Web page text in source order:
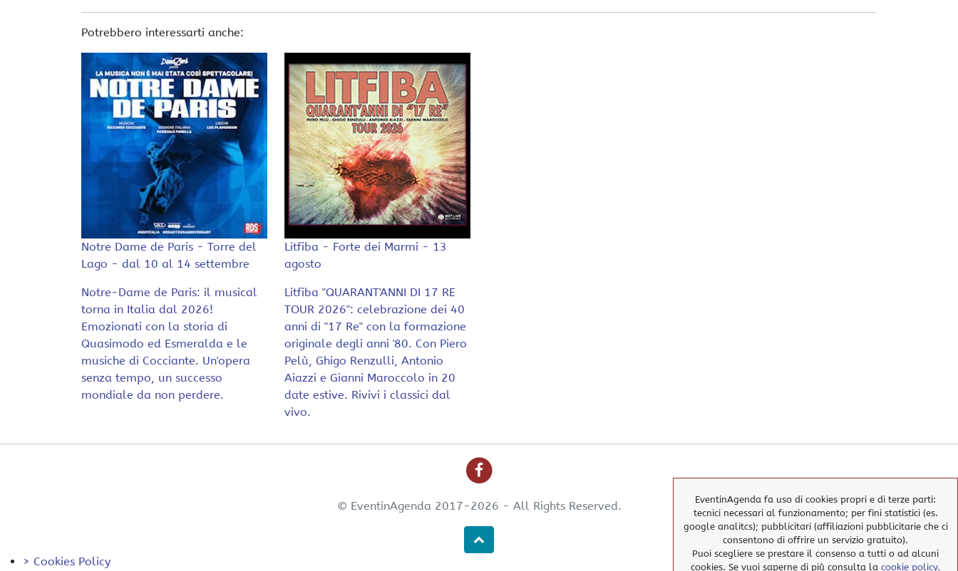
Potrebbero interessarti anche:
Notre Dame de Paris - Torre del
Lago - dal 10 al 14 settembre
Notre-Dame de Paris: il musical
torna in Italia dal 2026!
Emozionati con la storia di
Quasimodo ed Esmeralda e le
musiche di Cocciante. Un'opera
senza tempo, un successo
mondiale da non perdere.
Litfiba - Forte dei Marmi - 13
agosto
Litfiba "QUARANT'ANNI DI 17 RE
TOUR 2026": celebrazione dei 40
anni di "17 Re" con la formazione
originale degli anni '80. Con Piero
Pelù, Ghigo Renzulli, Antonio
Aiazzi e Gianni Maroccolo in 20
date estive. Rivivi i classici dal
vivo.
© EventinAgenda 2017-2026 - All Rights Reserved.
EventinAgenda fa uso di cookies propri e di terze parti:
tecnici necessari al funzionamento; per fini statistici (es.
google analitcs); pubblicitari (affiliazioni pubblicitarie che ci
consentono di offrire un servizio gratuito).
Puoi scegliere se prestare il consenso a tutti o ad alcuni
cookies. Se vuoi saperne di più consulta la cookie policy.
> Cookies Policy